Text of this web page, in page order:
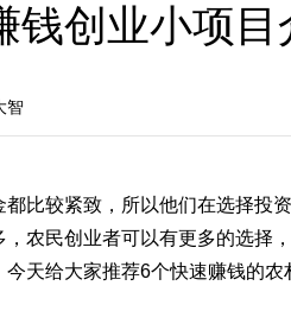
创业小项
智
比较紧致，所以他们在选择投
农民创业者可以有更多的选择
天给大家推荐6个快速赚钱的农